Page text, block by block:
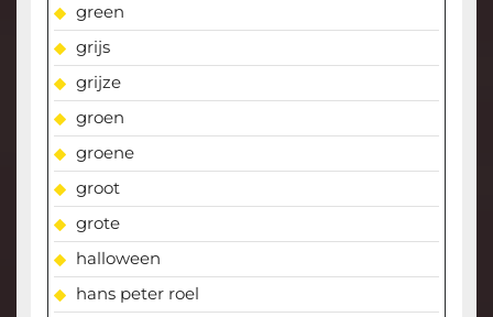
green
grijs
grijze
groen
groene
groot
grote
halloween
hans peter roel